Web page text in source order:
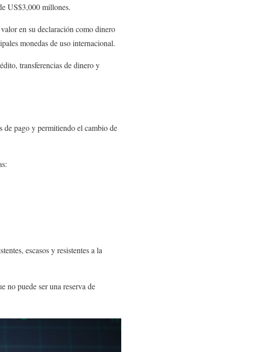
US$3,000 millones.
en su declaración como dinero
monedas de uso internacional.
transferencias de dinero y
de pago y permitiendo el cambio de
escasos y resistentes a la
no puede ser una reserva de